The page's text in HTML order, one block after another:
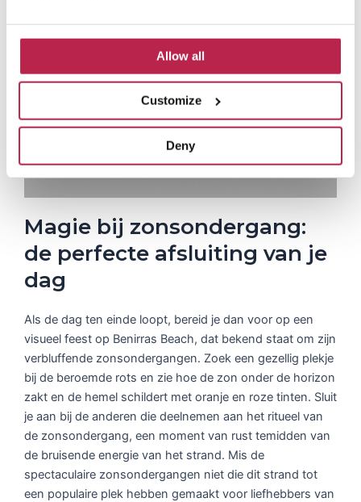
Allow all
Customize
Deny
d
Magie bij zonsondergang:
de perfecte afsluiting van je
dag
Als de dag ten einde loopt, bereid je dan voor op een
visueel feest op Benirras Beach, dat bekend staat om zijn
verbluffende zonsondergangen. Zoek een gezellig plekje
bij de beroemde rots en zie hoe de zon onder de horizon
zakt en de hemel schildert met oranje en roze tinten. Sluit
je aan bij de anderen die deelnemen aan het ritueel van
de zonsondergang, een moment van rust temidden van
de bruisende energie van het strand. Mis de
spectaculaire zonsondergangen niet die dit strand tot
een populaire plek hebben gemaakt voor liefhebbers van